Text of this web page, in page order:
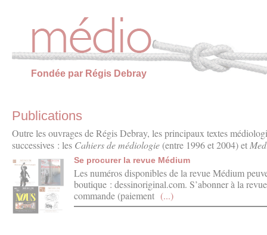
Fondée par Régis Debray
Publications
Outre les ouvrages de Régis Debray, les principaux textes
successives : les Cahiers de médiologie (entre 1996 et 2004) et
Se procurer la revue Médium
Les numéros disponibles de la revue Médium
boutique : dessinoriginal.com. S’abonner à la
commande (paiement (...)